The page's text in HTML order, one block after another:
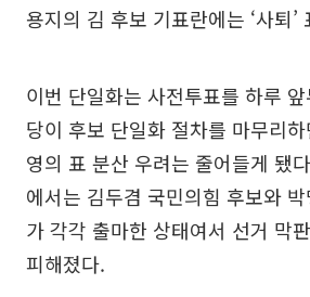
용지의 김 후보 기표란에는 ‘사퇴’
이번 단일화는 사전투표를 하루
당이 후보 단일화 절차를 마무리하
영의 표 분산 우려는 줄어들게 됐
에서는 김두겸 국민의힘 후보와
가 각각 출마한 상태여서 선거 막
피해졌다.